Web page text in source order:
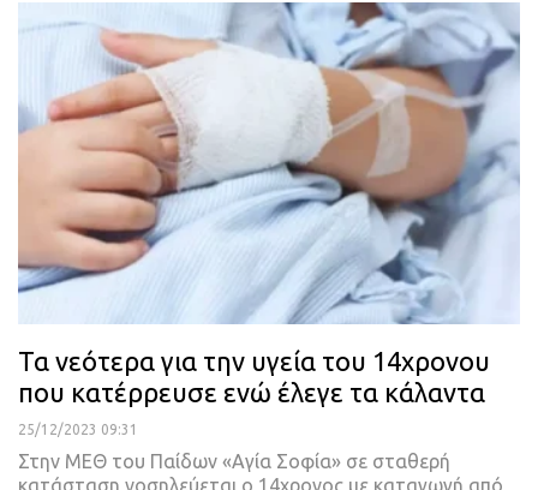
Τα νεότερα για την υγεία του 14χρονου
που κατέρρευσε ενώ έλεγε τα κάλαντα
25/12/2023 09:31
Στην ΜΕΘ του Παίδων «Αγία Σοφία» σε σταθερή
κατάσταση νοσηλεύεται ο 14χρονος με καταγωγή από